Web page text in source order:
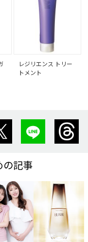
レジリエンス トリー
トメント
の記事